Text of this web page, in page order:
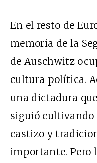
En el resto de
memoria de la
de Auschwitz
cultura política.
una dictadura
siguió
castizo y
importante. Pero